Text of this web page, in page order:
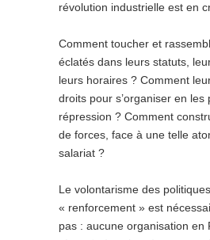
révolution industrielle est en
Comment toucher et
éclatés dans leurs statuts,
leurs horaires ? Comment
droits pour s’organiser en les
répression ? Comment
de forces, face à une telle
salariat ?
Le volontarisme des
« renforcement » est
pas : aucune organisation en